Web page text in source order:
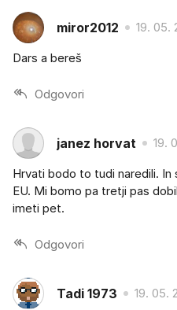
miror2012 19. 05.
Dars a bereš
Odgovori
janez horvat 19.
Hrvati bodo to tudi naredili. In
EU. Mi bomo pa tretji pas
imeti pet.
Odgovori
Tadi 1973 19. 05.